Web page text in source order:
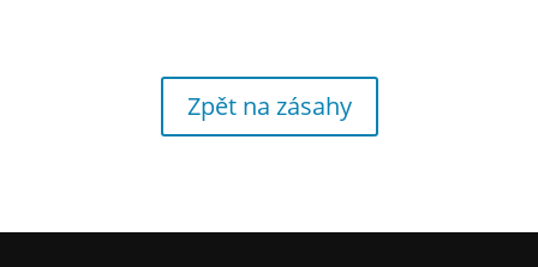
Zpět na zásahy